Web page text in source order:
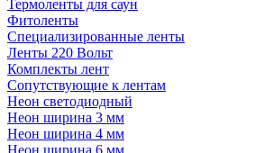
Термоленты для саун
Фитоленты
Специализированные ленты
Ленты 220 Вольт
Комплекты лент
Сопутствующие к лентам
Неон светодиодный
Неон ширина 3 мм
Неон ширина 4 мм
Неон ширина 6 мм